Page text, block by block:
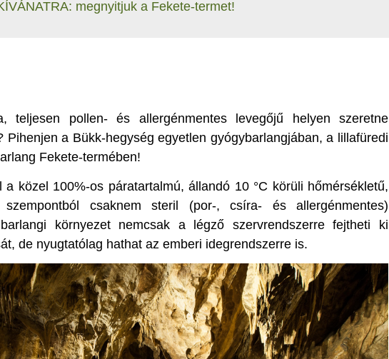
megnyitjuk a Fekete-termet!
teljesen pollen- és allergénmentes levegőjű helyen szeretne
Pihenjen a Bükk-hegység egyetlen gyógybarlangjában, a lillafüredi
Fekete-termében!
a közel 100%-os páratartalmú, állandó 10 °C körüli hőmérsékletű,
szempontból csaknem steril (por-, csíra- és allergénmentes)
környezet nemcsak a légző szervrendszerre fejtheti ki
de nyugtatólag hathat az emberi idegrendszerre is.